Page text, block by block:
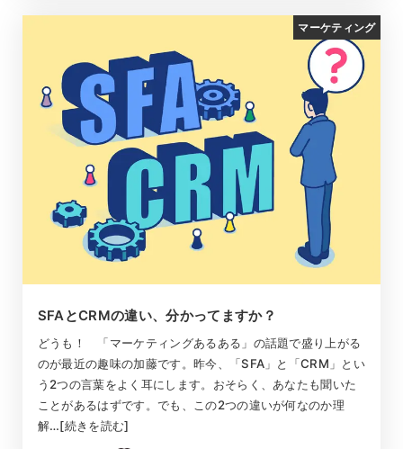
マーケティング
SFAとCRMの違い、分かってますか？
どうも！ 「マーケティングあるある」の話題で盛り上がる
のが最近の趣味の加藤です。昨今、「SFA」と「CRM」とい
う2つの言葉をよく耳にします。おそらく、あなたも聞いた
ことがあるはずです。でも、この2つの違いが何なのか理
解…[続きを読む]